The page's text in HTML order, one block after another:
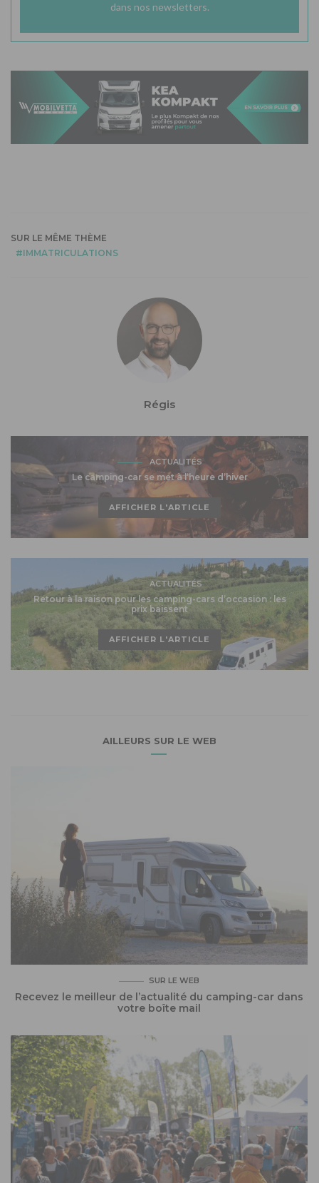
dans nos newsletters.
SUR LE MÊME THÈME
IMMATRICULATIONS
Régis
ACTUALITÉS
Le camping-car se met à l’heure d’hiver
AFFICHER L'ARTICLE
ACTUALITÉS
Retour à la raison pour les camping-cars d’occasion : les
prix baissent
AFFICHER L'ARTICLE
AILLEURS SUR LE WEB
SUR LE WEB
Recevez le meilleur de l’actualité du camping-car dans
votre boîte mail